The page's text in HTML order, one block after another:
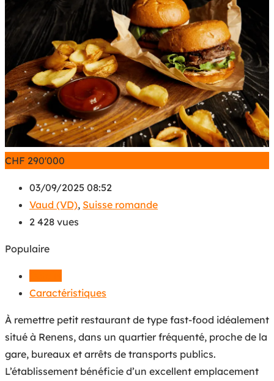
CHF 290'000
03/09/2025 08:52
Vaud (VD), Suisse romande
2 428 vues
Populaire
Caractéristiques
À remettre petit restaurant de type fast-food idéalement
situé à Renens, dans un quartier fréquenté, proche de la
gare, bureaux et arrêts de transports publics.
L’établissement bénéficie d’un excellent emplacement